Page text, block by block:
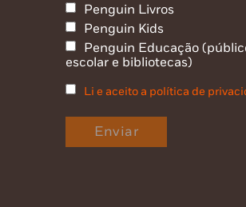
Penguin Livros
Penguin Kids
Penguin Educação
escolar e bibliotecas)
Li e aceito a política de